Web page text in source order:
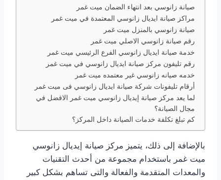
صيانة زانوسي بعد انتهاء الضمان ميت غمر
مراكز صيانة ايديال زانوسي المعتمدة في ميت غمر
صيانة زانوسي بالمنزل ميت غمر
رقم صيانة زانوسي الاصلي ميت غمر
خدمة صيانة ايديال زانوسي الفرع الرئيسي ميت غمر
رقم تليفون مركز صيانة ايديال زانوسي في ميت غمر
خدمه صيانه زانوسي غير معتمده ميت غمر
أرقام تليفونات شركة صيانة ايديال زانوسي فى ميت غمر
لما يعد مركز صيانة إيديال زانوسي ميت غمر الافضل في
مجال الصيانة؟
كم تبلغ تكلفة خدمات الصيانة داخل المركز؟
بالإضافة إلى ذلك، يتميز مركز صيانة إيديال زانوسي
ميت غمر باستخدام مجموعة من أحدث التقنيات
والمعدات المتقدمة والفعالة والتى تساهم بشكل كبير